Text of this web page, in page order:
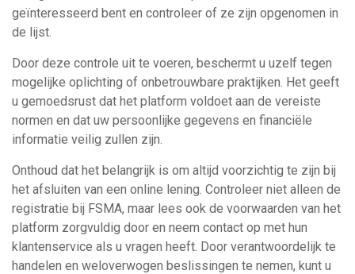
geïnteresseerd bent en controleer of ze zijn opgenomen in
de lijst.
Door deze controle uit te voeren, beschermt u uzelf tegen
mogelijke oplichting of onbetrouwbare praktijken. Het geeft
u gemoedsrust dat het platform voldoet aan de vereiste
normen en dat uw persoonlijke gegevens en financiële
informatie veilig zullen zijn.
Onthoud dat het belangrijk is om altijd voorzichtig te zijn bij
het afsluiten van een online lening. Controleer niet alleen de
registratie bij FSMA, maar lees ook de voorwaarden van het
platform zorgvuldig door en neem contact op met hun
klantenservice als u vragen heeft. Door verantwoordelijk te
handelen en weloverwogen beslissingen te nemen, kunt u